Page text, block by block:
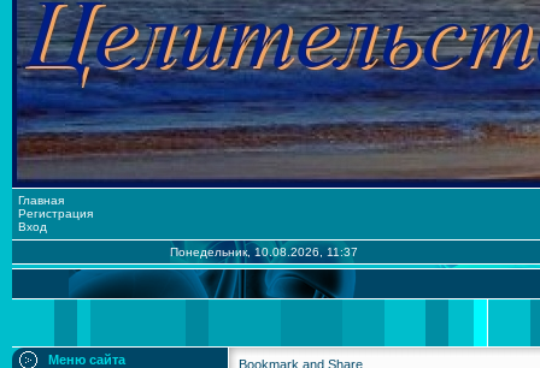
Главная
Регистрация
Вход
Понедельник, 10.08.2026, 11:37
Меню сайта